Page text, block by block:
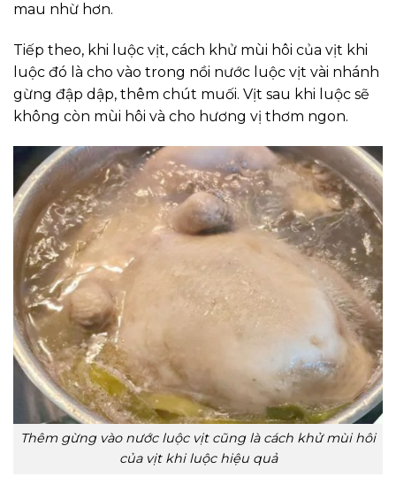
mau nhừ hơn.
Tiếp theo, khi luộc vịt, cách khử mùi hôi của vịt khi
luộc đó là cho vào trong nồi nước luộc vịt vài nhánh
gừng đập dập, thêm chút muối. Vịt sau khi luộc sẽ
không còn mùi hôi và cho hương vị thơm ngon.
Thêm gừng vào nước luộc vịt cũng là cách khử mùi hôi
của vịt khi luộc hiệu quả